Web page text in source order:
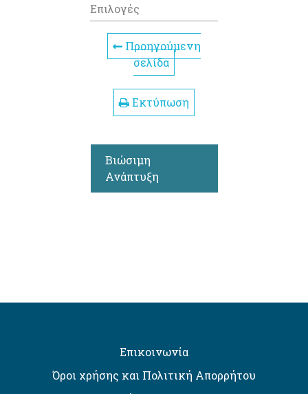
Επιλογές
Προηγούμενη
σελίδα
Εκτύπωση
Βιώσιμη
Ανάπτυξη
Επικοινωνία
Όροι χρήσης και Πολιτική Απορρήτου